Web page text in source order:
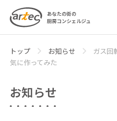
あなたの街の
厨房コンシェルジュ
トップ お知らせ
ガス回
気に作ってみた
お知らせ